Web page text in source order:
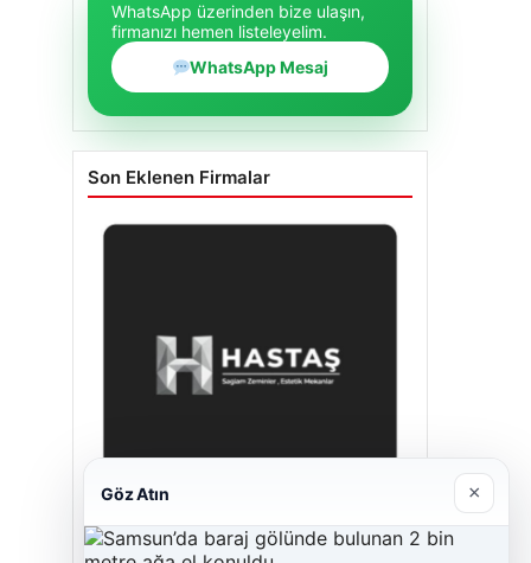
WhatsApp üzerinden bize ulaşın,
firmanızı hemen listeleyelim.
WhatsApp Mesaj
Son Eklenen Firmalar
Göz Atın ×